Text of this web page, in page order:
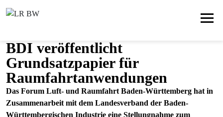
BDI veröffentlicht
Grundsatzpapier für
Raumfahrtanwendungen
Das Forum Luft- und Raumfahrt Baden-Württemberg hat in
Zusammenarbeit mit dem Landesverband der Baden-
Württembergischen Industrie eine Stellungnahme zum